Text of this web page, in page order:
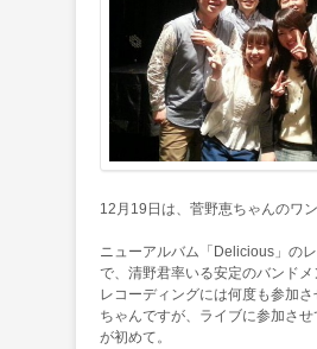
12月19日は、菅野恵ちゃんのワン
ニューアルバム「Delicious」の
で、清野君率いる安定のバンドメ
レコーディングには何度も参加
ちゃんですが、ライブに参加さ
が初めて。